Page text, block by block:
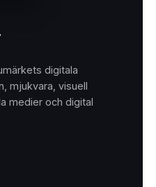
digitala
mjukvara, visuell
medier och digital